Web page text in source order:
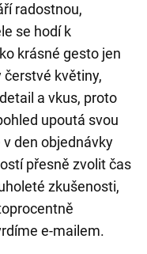
radostnou,
se hodí k
krásné gesto jen
květiny,
a vkus, proto
upoutá svou
den objednávky
přesně zvolit čas
zkušenosti,
e-mailem.